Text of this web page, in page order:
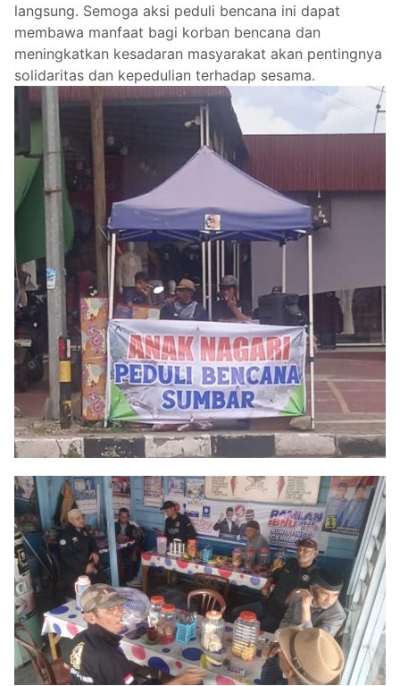
langsung. Semoga aksi peduli bencana ini dapat
membawa manfaat bagi korban bencana dan
meningkatkan kesadaran masyarakat akan pentingnya
solidaritas dan kepedulian terhadap sesama.